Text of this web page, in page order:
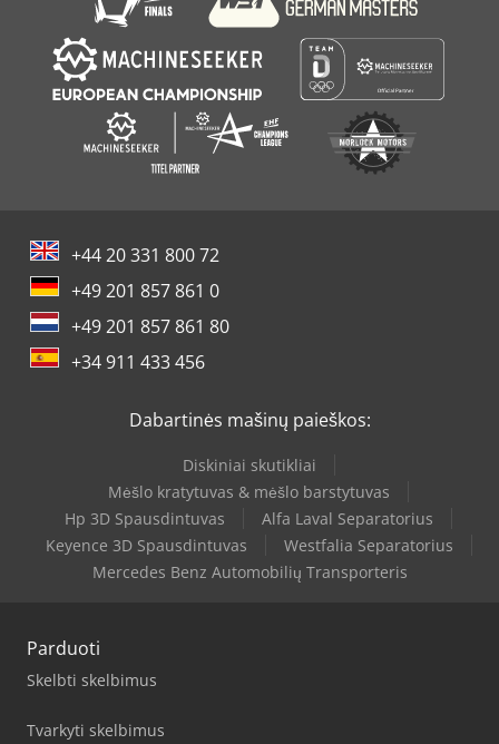
+44 20 331 800 72
+49 201 857 861 0
+49 201 857 861 80
+34 911 433 456
Dabartinės mašinų paieškos:
Diskiniai skutikliai
Mėšlo kratytuvas & mėšlo barstytuvas
Hp 3D Spausdintuvas
Alfa Laval Separatorius
Keyence 3D Spausdintuvas
Westfalia Separatorius
Mercedes Benz Automobilių Transporteris
Parduoti
Skelbti skelbimus
Tvarkyti skelbimus